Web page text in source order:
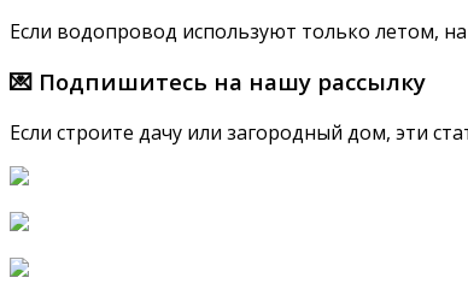
Если водопровод используют только летом,
💌 Подпишитесь на нашу рассылку
Если строите дачу или загородный дом, эти